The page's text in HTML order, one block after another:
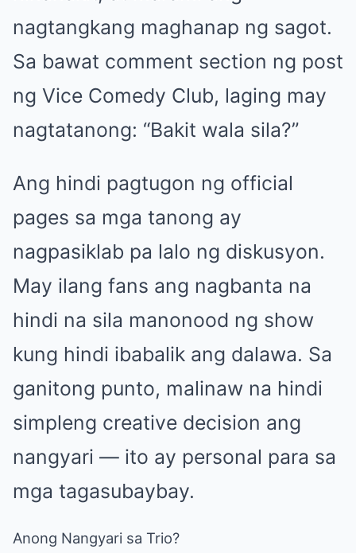
nagtangkang maghanap ng sagot.
Sa bawat comment section ng post
ng Vice Comedy Club, laging may
nagtatanong: “Bakit wala sila?”
Ang hindi pagtugon ng official
pages sa mga tanong ay
nagpasiklab pa lalo ng diskusyon.
May ilang fans ang nagbanta na
hindi na sila manonood ng show
kung hindi ibabalik ang dalawa. Sa
ganitong punto, malinaw na hindi
simpleng creative decision ang
nangyari — ito ay personal para sa
mga tagasubaybay.
Anong Nangyari sa Trio?